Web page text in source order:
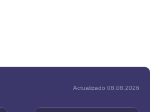
Actualizado 08.08.2026